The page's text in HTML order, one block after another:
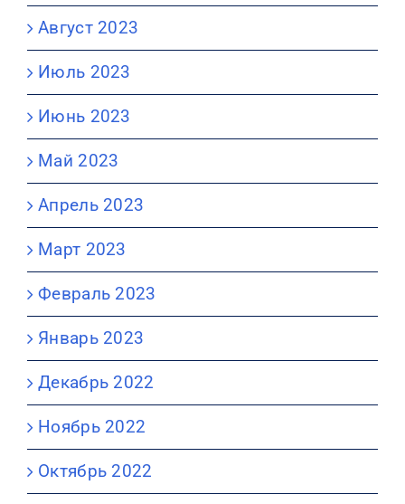
Август 2023
Июль 2023
Июнь 2023
Май 2023
Апрель 2023
Март 2023
Февраль 2023
Январь 2023
Декабрь 2022
Ноябрь 2022
Октябрь 2022